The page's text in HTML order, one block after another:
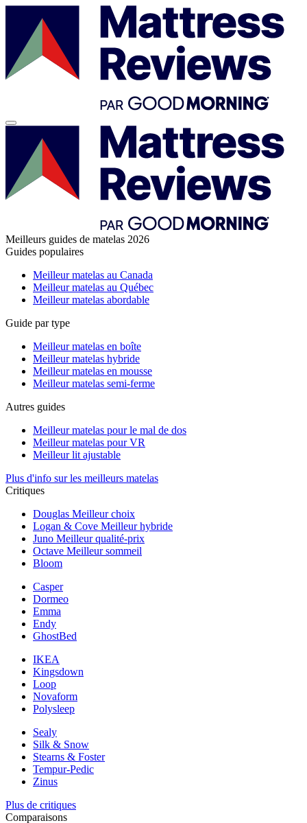
Meilleurs guides de matelas 2026
Guides populaires
Meilleur matelas au Canada
Meilleur matelas au Québec
Meilleur matelas abordable
Guide par type
Meilleur matelas en boîte
Meilleur matelas hybride
Meilleur matelas en mousse
Meilleur matelas semi-ferme
Autres guides
Meilleur matelas pour le mal de dos
Meilleur matelas pour VR
Meilleur lit ajustable
Plus d'info sur les meilleurs matelas
Critiques
Douglas Meilleur choix
Logan & Cove Meilleur hybride
Juno Meilleur qualité-prix
Octave Meilleur sommeil
Bloom
Casper
Dormeo
Emma
Endy
GhostBed
IKEA
Kingsdown
Loop
Novaform
Polysleep
Sealy
Silk & Snow
Stearns & Foster
Tempur-Pedic
Zinus
Plus de critiques
Comparaisons